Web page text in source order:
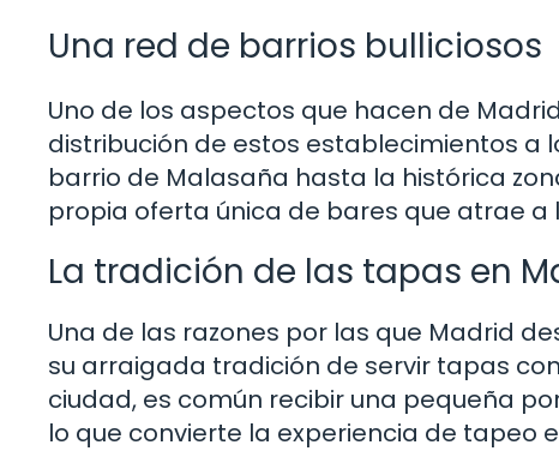
Una red de barrios bulliciosos
Uno de los aspectos que hacen de
distribución de estos establecimientos a
barrio de Malasaña hasta la histórica
propia oferta única de bares que atrae a
La tradición de las tapas en
Una de las razones por las que Madrid
su arraigada tradición de servir tapas
ciudad, es común recibir una pequeña
lo que convierte la experiencia de tapeo